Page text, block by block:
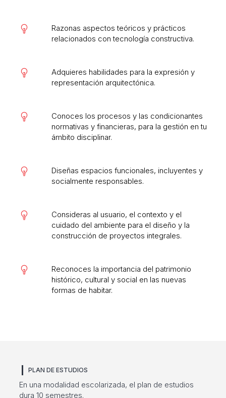
Razonas aspectos teóricos y prácticos
relacionados con tecnología constructiva.
Adquieres habilidades para la expresión y
representación arquitectónica.
Conoces los procesos y las condicionantes
normativas y financieras, para la gestión en tu
ámbito disciplinar.
Diseñas espacios funcionales, incluyentes y
socialmente responsables.
Consideras al usuario, el contexto y el
cuidado del ambiente para el diseño y la
construcción de proyectos integrales.
Reconoces la importancia del patrimonio
histórico, cultural y social en las nuevas
formas de habitar.
PLAN DE ESTUDIOS
En una modalidad escolarizada, el plan de estudios
dura 10 semestres.